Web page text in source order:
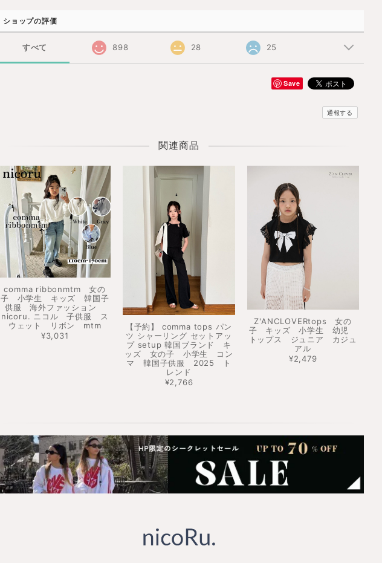
ショップの評価
すべて 898 28 25
Save
通報する
関連商品
comma ribbonmtm 女の
子 小学生 キッズ 韓国子
供服 海外ファッション
nicoru. ニコル 子供服 ス
ウェット リボン mtm
¥3,031
【予約】 comma tops パン
ツ シャーリング セットアッ
プ setup 韓国ブランド キ
ッズ 女の子 小学生 コン
マ 韓国子供服 2025 ト
レンド
¥2,766
Z'ANCLOVERtops 女の
子 キッズ 小学生 幼児
トップス ジュニア カジュ
アル
¥2,479